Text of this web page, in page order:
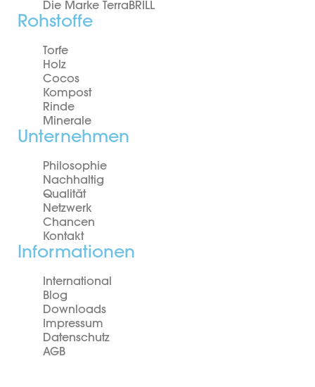
Die Marke TerraBRILL
Rohstoffe
Torfe
Holz
Cocos
Kompost
Rinde
Minerale
Unternehmen
Philosophie
Nachhaltig
Qualität
Netzwerk
Chancen
Kontakt
Informationen
International
Blog
Downloads
Impressum
Datenschutz
AGB